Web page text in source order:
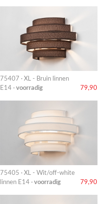
75407 · XL - Bruin linnen
E14 · voorradig 79,90
75405 · XL - Wit/off-white
linnen E14 · voorradig 79,90